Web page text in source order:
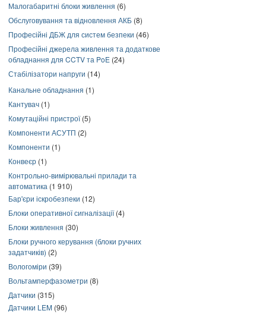
Малогабаритні блоки живлення (6)
Обслуговування та відновлення АКБ (8)
Професійні ДБЖ для систем безпеки (46)
Професійні джерела живлення та додаткове
обладнання для CCTV та PoE (24)
Стабілізатори напруги (14)
Канальне обладнання (1)
Кантувач (1)
Комутаційні пристрої(5)
Компоненти АСУТП (2)
Компоненти (1)
Конвеєр (1)
Контрольно-вимірювальні прилади та
автоматика (1 910)
Бар'єри іскробезпеки (12)
Блоки оперативної сигналізації(4)
Блоки живлення (30)
Блоки ручного керування (блоки ручних
задатчиків) (2)
Вологоміри (39)
Вольтамперфазометри (8)
Датчики (315)
Датчики LEM (96)